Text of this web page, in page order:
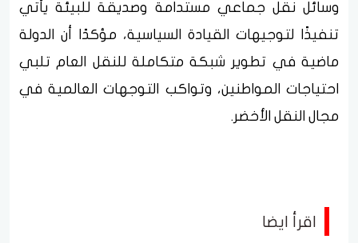
وسائل نقل جماعي مستدامة وصديقة للبيئة يأتي
تنفيذًا لتوجيهات القيادة السياسية، مؤكدًا أن الدولة
ماضية في تطوير شبكة متكاملة للنقل العام تلبي
احتياجات المواطنين، وتواكب التوجهات العالمية في
مجال النقل الأخضر.
اقرأ ايضا